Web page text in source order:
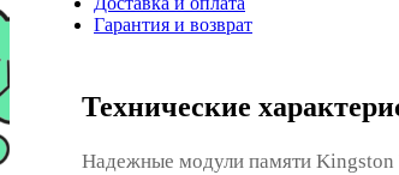
Гарантия и возврат
Технические
Надежные модули памяти Kingston